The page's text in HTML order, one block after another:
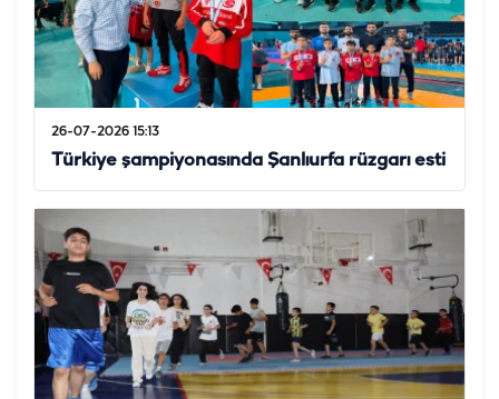
26-07-2026 15:13
Türkiye şampiyonasında Şanlıurfa rüzgarı esti